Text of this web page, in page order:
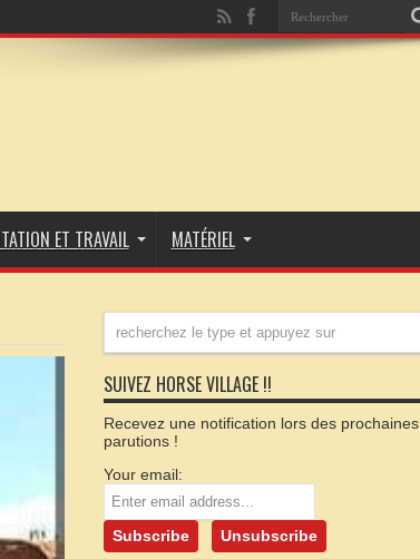
ET TRAVAIL MATÉRIEL
SUIVEZ HORSE VILLAGE !!
Recevez une notification lors des prochaines
parutions !
Your email: